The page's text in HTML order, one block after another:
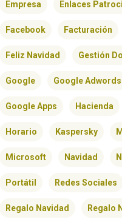
Empresa Enlaces
Facebook Facturación
Feliz Navidad Gestión
Google Google Adwords
Google Apps Hacienda
Horario Kaspersky
Microsoft Navidad
Portátil Redes Sociales
Regalo Navidad Regalo